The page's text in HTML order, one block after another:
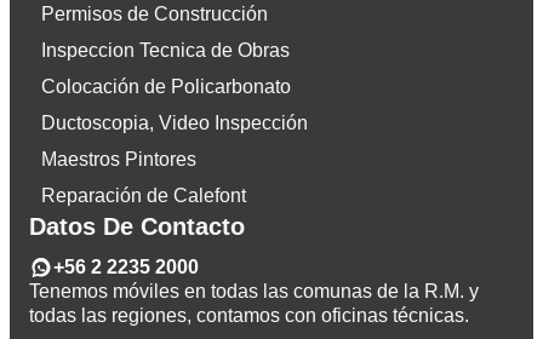
Permisos de Construcción
Inspeccion Tecnica de Obras
Colocación de Policarbonato
Ductoscopia, Video Inspección
Maestros Pintores
Reparación de Calefont
Datos De Contacto
+56 2 2235 2000
Tenemos móviles en todas las comunas de la R.M. y
todas las regiones, contamos con oficinas técnicas.